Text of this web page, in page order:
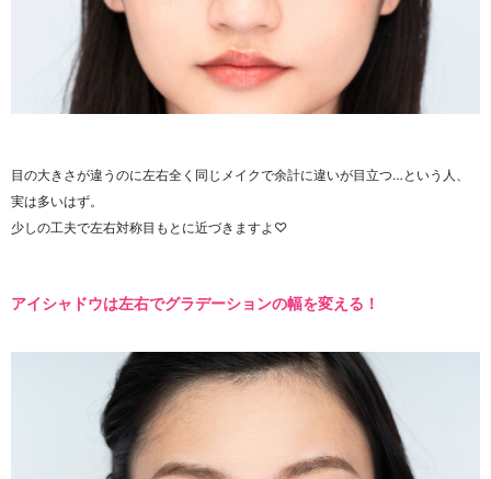
目の大きさが違うのに左右全く同じメイクで余計に違いが目立つ…という人、
実は多いはず。
少しの工夫で左右対称目もとに近づきますよ♡
アイシャドウは左右でグラデーションの幅を変える！